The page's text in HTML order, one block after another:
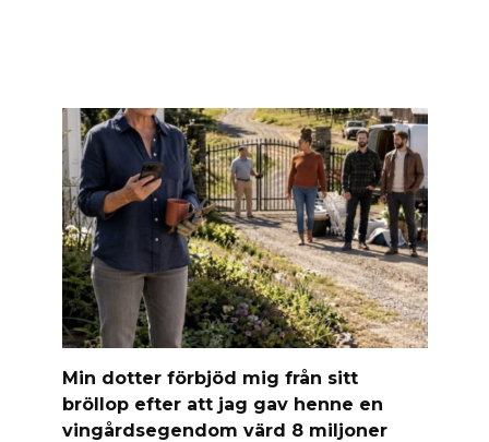
Min dotter förbjöd mig från sitt
bröllop efter att jag gav henne en
vingårdsegendom värd 8 miljoner